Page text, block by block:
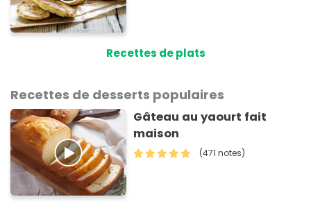
Recettes de plats
Recettes de desserts populaires
Gâteau au yaourt fait
maison
(471 notes)